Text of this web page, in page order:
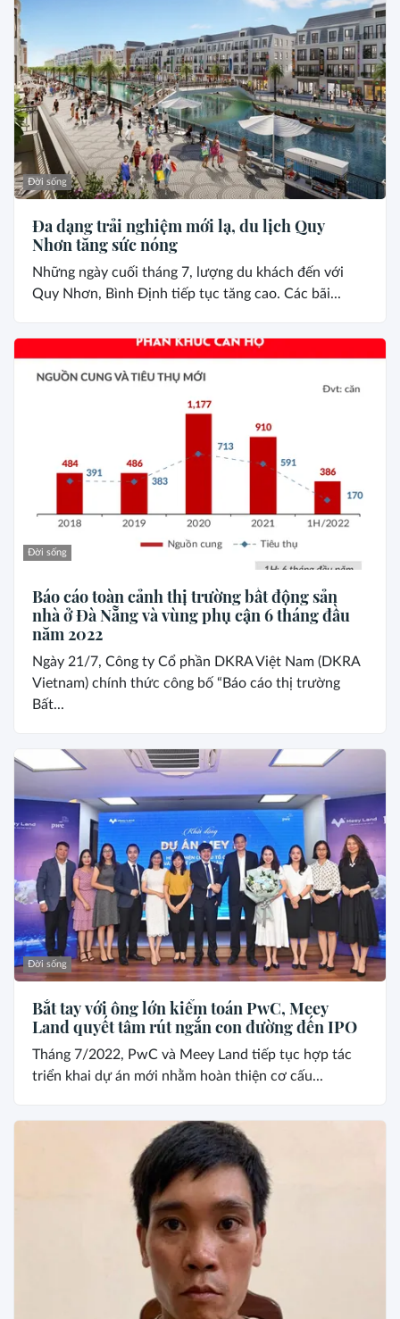
Đời sống
Đa dạng trải nghiệm mới lạ, du lịch Quy
Nhơn tăng sức nóng
Những ngày cuối tháng 7, lượng du khách đến với
Quy Nhơn, Bình Định tiếp tục tăng cao. Các bãi...
Đời sống
Báo cáo toàn cảnh thị trường bất động sản
nhà ở Đà Nẵng và vùng phụ cận 6 tháng đầu
năm 2022
Ngày 21/7, Công ty Cổ phần DKRA Việt Nam (DKRA
Vietnam) chính thức công bố “Báo cáo thị trường
Bất...
Đời sống
Bắt tay với ông lớn kiểm toán PwC, Meey
Land quyết tâm rút ngắn con đường đến IPO
Tháng 7/2022, PwC và Meey Land tiếp tục hợp tác
triển khai dự án mới nhằm hoàn thiện cơ cấu...